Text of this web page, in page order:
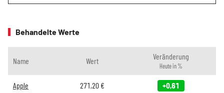
Behandelte Werte
Name Wert Veränderung
Heute in %
Apple 271,20 € +0,61